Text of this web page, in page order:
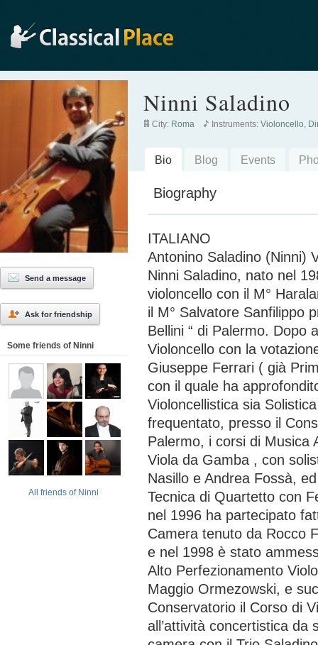
Send a message
Ask for friendship
Some friends of Ninni
All friends of Ninni
Ninni Saladino
City: Roma Instruments: Violoncello,
Bio Blog Events
Biography
ITALIANO
Antonino Saladino (Ninni)
Ninni Saladino, nato nel
violoncello con il M°
il M° Salvatore Sanfilippo
Bellini “ di Palermo. Dopo
Violoncello con la
Giuseppe Ferrari ( già
con il quale ha
Violoncellistica sia
frequentato, presso il
Palermo, i corsi di Musica
Viola da Gamba , con
Nasillo e Andrea Fossà,
Tecnica di Quartetto con
nel 1996 ha partecipato
Camera tenuto da Rocco
e nel 1998 è stato
Alto Perfezionamento
Maggio Ormezowski, e
Conservatorio il Corso di
all’attività concertistica da